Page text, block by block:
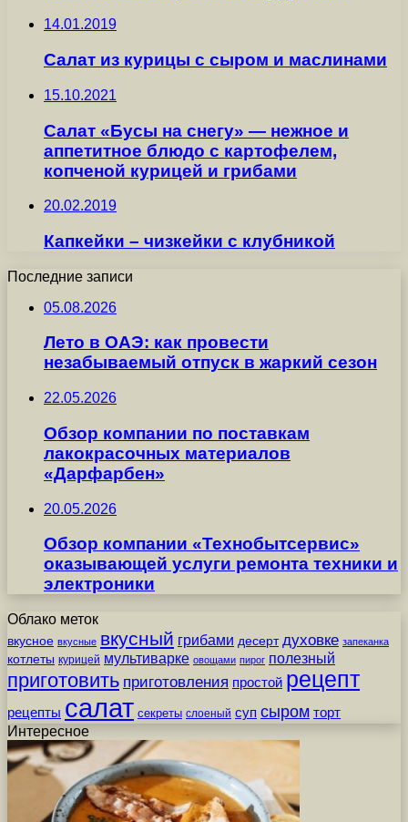
14.01.2019
Салат из курицы с сыром и маслинами
15.10.2021
Салат «Бусы на снегу» — нежное и
аппетитное блюдо с картофелем,
копченой курицей и грибами
20.02.2019
Капкейки – чизкейки с клубникой
Последние записи
05.08.2026
Лето в ОАЭ: как провести
незабываемый отпуск в жаркий сезон
22.05.2026
Обзор компании по поставкам
лакокрасочных материалов
«Дарфарбен»
20.05.2026
Обзор компании «Технобытсервис»
оказывающей услуги ремонта техники и
электроники
Облако меток
вкусное вкусные вкусный грибами десерт духовке запеканка
котлеты курицей мультиварке овощами пирог полезный
приготовить приготовления простой рецепт
рецепты салат секреты слоеный суп сыром торт
Интересное